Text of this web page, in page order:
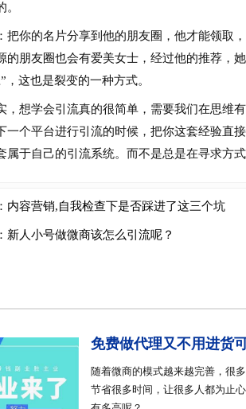
的名片分享到他的朋友圈，他才能领取，
的朋友圈也会有爱美女士，经过他的推荐，
，这也是裂变的一种方式。
学会引流真的很简单，需要我们在思维有
一个平台进行引流的时候，把你这套经验直
属于自己的引流系统。而不是总是在寻求方
内容营销,自我检查下是否踩进了这三个坑
新人小号做微商该怎么引流呢？
免费做代理又不用进货
随着微商的模式越来越完善，很
节省很多时间，让很多人都为止